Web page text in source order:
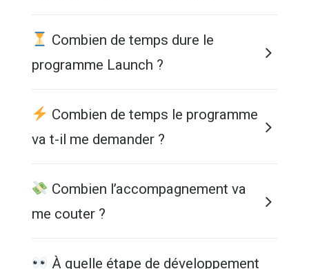
Combien de temps dure le
programme Launch ?
Combien de temps le programme
va t-il me demander ?
Combien l’accompagnement va
me couter ?
À quelle étape de développement